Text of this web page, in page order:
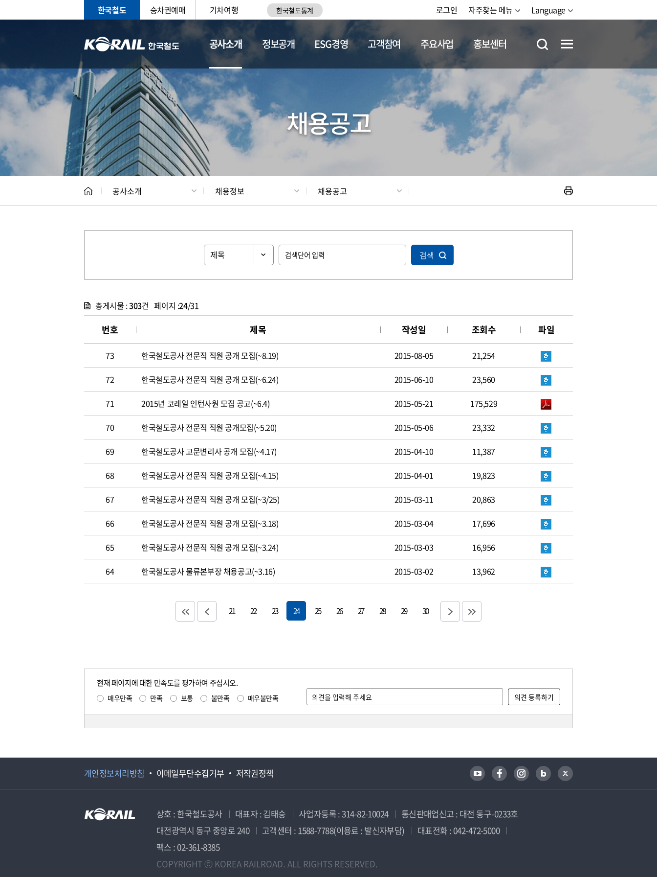
한국철도 승차권예매 기차여행 한국철도통계 로그인 자주찾는 메뉴 Language
공사소개
CEO 일반현황 채용정보
정보공개 ESG경영 고객참여 주요사업 홍보센터
채용공고
공사소개 채용정보 채용공고
검색
총게시물 :303건 페이지 :24/31
번호 제목 작성일 조회수 파일
73 한국철도공사 전문직 직원 공개 모집(~8.19) 2015-08-05 21,254
72 한국철도공사 전문직 직원 공개 모집(~6.24) 2015-06-10 23,560
71 2015년 코레일 인턴사원 모집 공고(~6.4) 2015-05-21 175,529
70 한국철도공사 전문직 직원 공개모집(~5.20) 2015-05-06 23,332
69 한국철도공사 고문변리사 공개 모집(~4.17) 2015-04-10 11,387
68 한국철도공사 전문직 직원 공개 모집(~4.15) 2015-04-01 19,823
67 한국철도공사 전문직 직원 공개 모집(~3/25) 2015-03-11 20,863
66 한국철도공사 전문직 직원 공개 모집(~3.18) 2015-03-04 17,696
65 한국철도공사 전문직 직원 공개 모집(~3.24) 2015-03-03 16,956
64 한국철도공사 물류본부장 채용공고(~3.16) 2015-03-02 13,962
21 22 23 24 25 26 27 28 29 30
현재 페이지에 대한 만족도를 평가하여 주십시오.
매우만족 만족 보통 불만족 매우불만족
개인정보처리방침 이메일무단수집거부 저작권정책
상호 : 한국철도공사 대표자 : 김태승 사업자등록 : 314-82-10024
통신판매업신고 : 대전 동구-0233호
대전광역시 동구 중앙로 240
고객센터 : 1588-7788(이용료 : 발신자부담)
대표전화 : 042-472-5000
팩스 : 02-361-8385
COPYRIGHT ⓒ KOREA RAILROAD. ALL RIGHTS RESERVED.